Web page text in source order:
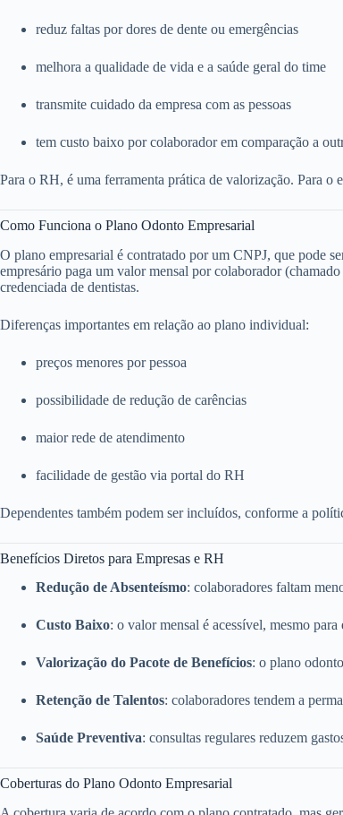
reduz faltas por dores de dente ou emergências
melhora a qualidade de vida e a saúde geral do time
transmite cuidado da empresa com as pessoas
tem custo baixo por colaborador em comparação a
Para o RH, é uma ferramenta prática de valorização. Para
Como Funciona o Plano Odonto Empresarial
O plano empresarial é contratado por um CNPJ, que pode
empresário paga um valor mensal por colaborador
credenciada de dentistas.
Diferenças importantes em relação ao plano individual:
preços menores por pessoa
possibilidade de redução de carências
maior rede de atendimento
facilidade de gestão via portal do RH
Dependentes também podem ser incluídos, conforme a
Benefícios Diretos para Empresas e RH
Redução de Absenteísmo: colaboradores faltam
Custo Baixo: o valor mensal é acessível, mesmo para
Valorização do Pacote de Benefícios: o plano
Retenção de Talentos: colaboradores tendem a
Saúde Preventiva: consultas regulares reduzem
Coberturas do Plano Odonto Empresarial